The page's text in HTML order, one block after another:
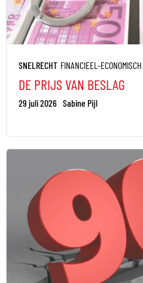
SNELRECHT FINANCIEEL-
DE PRIJS VAN BESLAG
29 juli 2026 Sabine Pijl